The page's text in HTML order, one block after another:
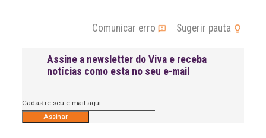
Comunicar erro Sugerir pauta
Assine a newsletter do Viva e receba
notícias como esta no seu e-mail